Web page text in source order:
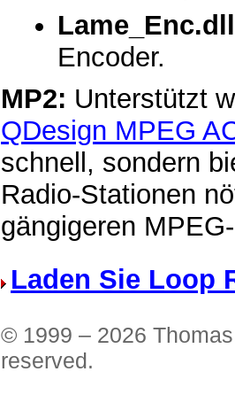
Lame_Enc.dll
Encoder.
MP2: Unterstützt
QDesign MPEG
schnell, sondern
Radio-Stationen
gängigeren
Laden Sie Loop
© 1999 – 2026
reserved.